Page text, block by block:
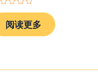
阅读更多